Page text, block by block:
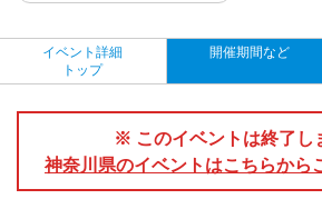
イベント詳細
トップ
開催期間など
※ このイベントは終了し
神奈川県のイベントはこちらから